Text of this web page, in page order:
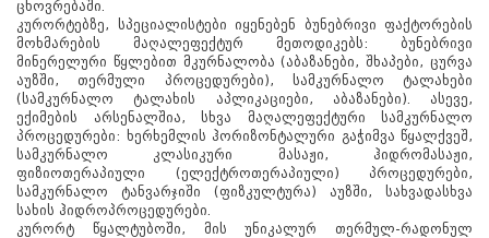
ცხოვრებაში.
კურორტებზე, სპეციალისტები იყენებენ ბუნებრივი ფაქტორების
მოხმარების მაღალეფექტურ მეთოდიკებს: ბუნებრივი
მინერელური წყლებით მკურნალობა (აბაზანები, შხაპები, ცურვა
აუზში, თერმული პროცედურები), სამკურნალო ტალახები
(სამკურნალო ტალახის აპლიკაციები, აბაზანები). ასევე,
ექიმების არსენალშია, სხვა მაღალეფექტური სამკურნალო
პროცედურები: ხერხემლის ჰორიზონტალური გაჭიმვა წყალქვეშ,
სამკურნალო კლასიკური მასაჟი, ჰიდრომასაჟი,
ფიზიოთერაპიული (ელექტროთერაპიული) პროცედურები,
სამკურნალო ტანვარჯიში (ფიზკულტურა) აუზში, სახვადასხვა
სახის ჰიდროპროცედურები.
კურორტ წყალტუბოში, მის უნიკალურ თერმულ-რადონულ